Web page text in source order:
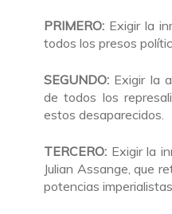
PRIMERO: Exigir la
todos los presos
SEGUNDO: Exigir la
de todos los
estos desaparecidos.
TERCERO: Exigir la
Julian Assange, que
potencias